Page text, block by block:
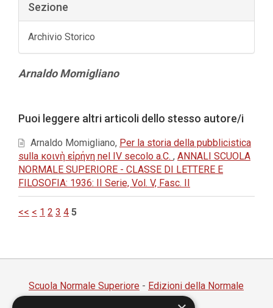
Sezione
Archivio Storico
Contenuto
Arnaldo Momigliano
dell'articolo
Puoi leggere altri articoli dello stesso autore/i
Arnaldo Momigliano, Per la storia della pubblicistica
sulla κοινὴ εἰρήνη nel IV secolo a.C. , ANNALI SCUOLA
NORMALE SUPERIORE - CLASSE DI LETTERE E
FILOSOFIA: 1936: II Serie, Vol. V, Fasc. II
<< < 1 2 3 4 5
Scuola Normale Superiore - Edizioni della Normale